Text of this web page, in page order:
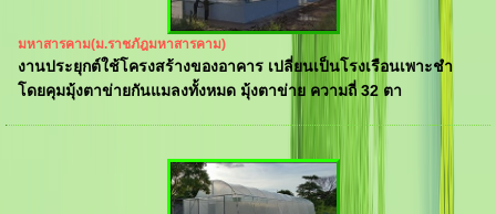
มหาสารคาม(ม.ราชภัฎมหาสารคาม)
งานประยุกต์ใช้โครงสร้างของอาคาร เปลี่ยนเป็นโรงเรือนเพาะชำ
โดยคุมมุ้งตาข่ายกันแมลงทั้งหมด มุ้งตาข่าย ความถี่ 32 ตา